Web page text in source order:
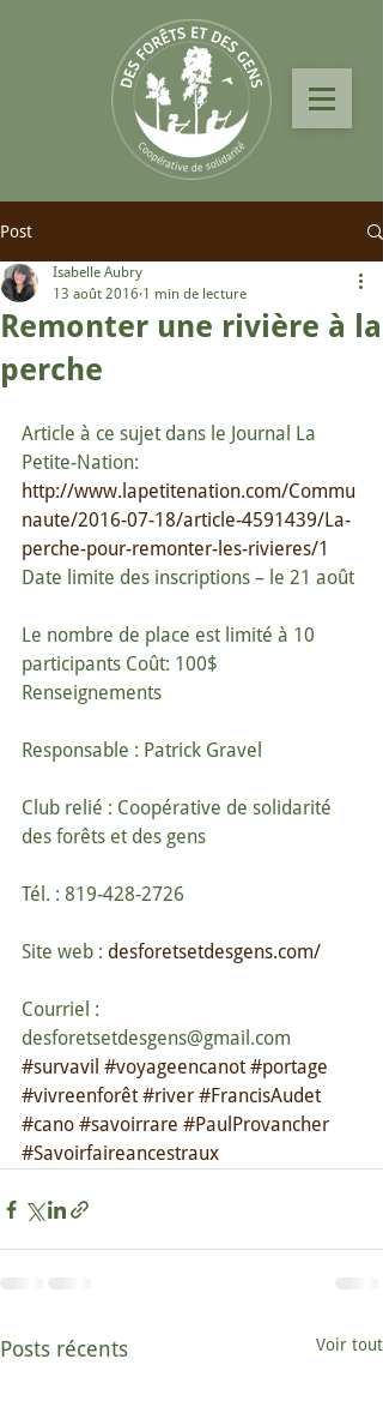
Post
Remonter une rivière à la
perche
Isabelle Aubry
13 août 2016 1 min de lecture
Article à ce sujet dans le Journal La
Petite-Nation:
http://www.lapetitenation.com/Commu
naute/2016-07-18/article-4591439/La-
perche-pour-remonter-les-rivieres/1
Date limite des inscriptions – le 21 août
Le nombre de place est limité à 10
participants Coût: 100$
Renseignements
Responsable : Patrick Gravel
Club relié : Coopérative de solidarité
des forêts et des gens
Tél. : 819-428-2726
Site web : desforetsetdesgens.com/
Courriel :
desforetsetdesgens@gmail.com
#survavil #voyageencanot #portage
#vivreenforêt #river #FrancisAudet
#cano #savoirrare #PaulProvancher
#Savoirfaireancestraux
Posts récents Voir tout